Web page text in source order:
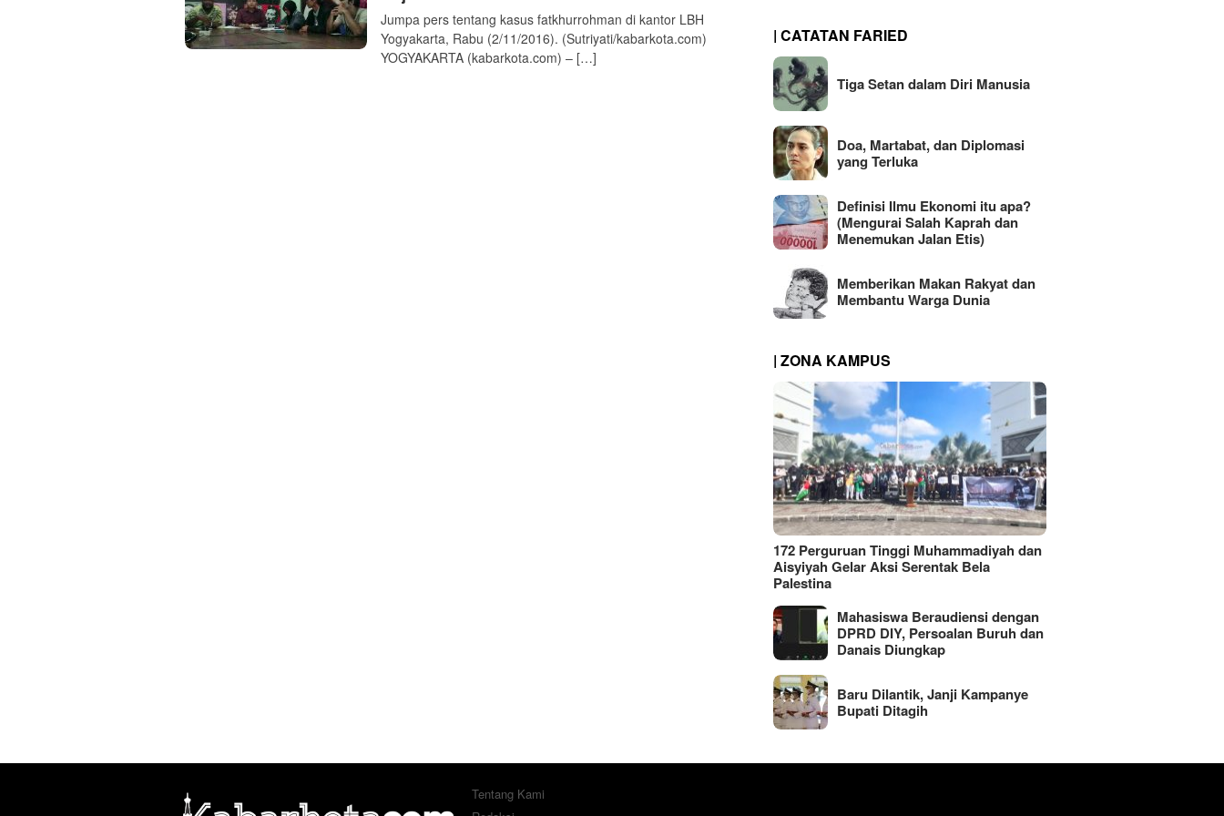
Jumpa pers tentang kasus fatkhurrohman di kantor LBH
Yogyakarta, Rabu (2/11/2016). (Sutriyati/kabarkota.com)
YOGYAKARTA (kabarkota.com) – […]
| CATATAN FARIED
Tiga Setan dalam Diri Manusia
Doa, Martabat, dan Diplomasi
yang Terluka
Definisi Ilmu Ekonomi itu apa?
(Mengurai Salah Kaprah dan
Menemukan Jalan Etis)
Memberikan Makan Rakyat dan
Membantu Warga Dunia
| ZONA KAMPUS
172 Perguruan Tinggi Muhammadiyah dan
Aisyiyah Gelar Aksi Serentak Bela
Palestina
Mahasiswa Beraudiensi dengan
DPRD DIY, Persoalan Buruh dan
Danais Diungkap
Baru Dilantik, Janji Kampanye
Bupati Ditagih
Tentang Kami